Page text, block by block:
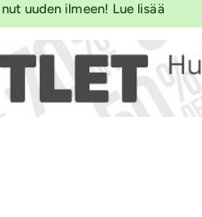
uuden ilmeen! Lue lisää